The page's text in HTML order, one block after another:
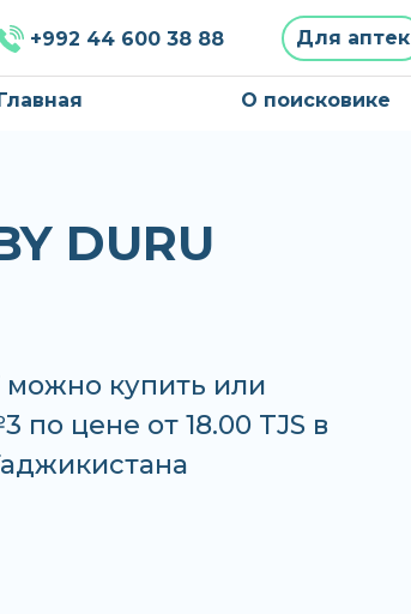
+992 44 600 38 88 Для аптек
О поисковике
DURU
можно купить или
по цене от 18.00 TJS в